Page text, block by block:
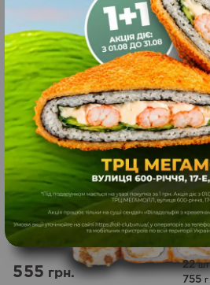
999
32шт
935г
Фірмовий тріпл
555грн.
22 шт
755 г